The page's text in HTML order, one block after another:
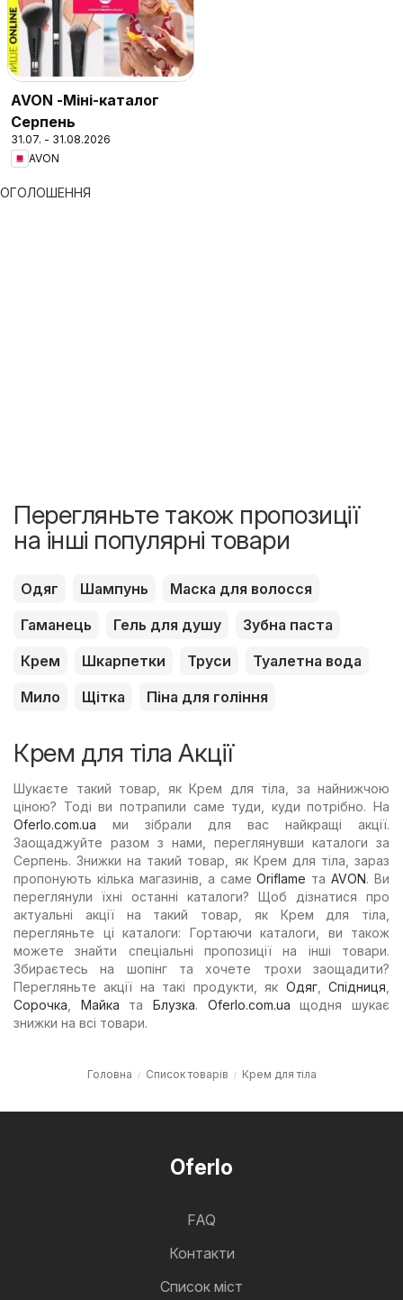
AVON -Міні-каталог
Серпень
31.07. - 31.08.2026
AVON
ОГОЛОШЕННЯ
Перегляньте також пропозиції
на інші популярні товари
Одяг Шампунь
Маска для волосся
Гаманець
Гель для душу
Зубна паста
Крем
Шкарпетки Труси
Туалетна вода
Мило
Щітка Піна для гоління
Крем для тіла Акції
Шукаєте такий товар, як Крем для тіла, за найнижчою
ціною? Тоді ви потрапили саме туди, куди потрібно. На
Oferlo.com.ua ми зібрали для вас найкращі акції.
Заощаджуйте разом з нами, переглянувши каталоги за
Серпень. Знижки на такий товар, як Крем для тіла, зараз
пропонують кілька магазинів, а самеOriflame таAVON. Ви
переглянули їхні останні каталоги? Щоб дізнатися про
актуальні акції на такий товар, як Крем для тіла,
перегляньте ці каталоги: Гортаючи каталоги, ви також
можете знайти спеціальні пропозиції на інші товари.
Збираєтесь на шопінг та хочете трохи заощадити?
Перегляньте акції на такі продукти, як Одяг,Спідниця,
Сорочка, Майка таБлузка. Oferlo.com.ua щодня шукає
знижки на всі товари.
Головна Список товарів Крем для тіла
Oferlo
FAQ
Контакти
Cписок міст